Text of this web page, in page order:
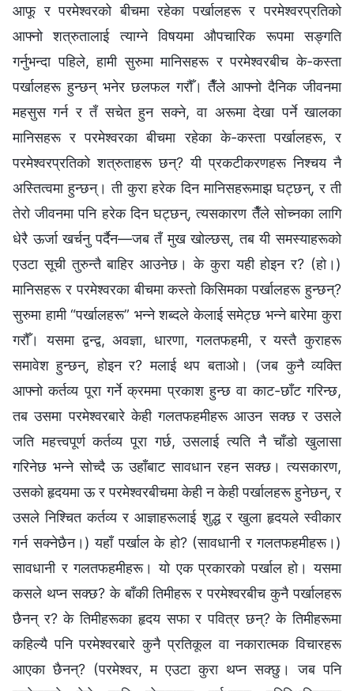
आफू र परमेश्‍वरको बीचमा रहेका पर्खालहरू र परमेश्‍वरप्रतिको
आफ्नो शत्रुतालाई त्याग्‍ने विषयमा औपचारिक रूपमा सङ्गति
गर्नुभन्दा पहिले, हामी सुरुमा मानिसहरू र परमेश्‍वरबीच के-कस्ता
पर्खालहरू हुन्छन् भनेर छलफल गरौँ। तैँले आफ्नो दैनिक जीवनमा
महसुस गर्न र तँ सचेत हुन सक्‍ने, वा अरूमा देखा पर्ने खालका
मानिसहरू र परमेश्‍वरका बीचमा रहेका के-कस्ता पर्खालहरू, र
परमेश्‍वरप्रतिको शत्रुताहरू छन्? यी प्रकटीकरणहरू निश्चय नै
अस्तित्वमा हुन्छन्। ती कुरा हरेक दिन मानिसहरूमाझ घट्छन्, र ती
तेरो जीवनमा पनि हरेक दिन घट्छन्, त्यसकारण तैँले सोच्‍नका लागि
धेरै ऊर्जा खर्चनु पर्दैन—जब तँ मुख खोल्छस्, तब यी समस्याहरूको
एउटा सूची तुरुन्तै बाहिर आउनेछ। के कुरा यही होइन र? (हो।)
मानिसहरू र परमेश्‍वरका बीचमा कस्तो किसिमका पर्खालहरू हुन्छन्?
सुरुमा हामी “पर्खालहरू” भन्‍ने शब्दले केलाई समेट्छ भन्‍ने बारेमा कुरा
गरौँ। यसमा द्वन्द्व, अवज्ञा, धारणा, गलतफहमी, र यस्तै कुराहरू
समावेश हुन्छन्, होइन र? मलाई थप बताओ। (जब कुनै व्यक्ति
आफ्नो कर्तव्य पूरा गर्ने क्रममा प्रकाश हुन्छ वा काट-छाँट गरिन्छ,
तब उसमा परमेश्‍वरबारे केही गलतफहमीहरू आउन सक्छ र उसले
जति महत्त्वपूर्ण कर्तव्य पूरा गर्छ, उसलाई त्यति नै चाँडो खुलासा
गरिनेछ भन्‍ने सोच्दै ऊ उहाँबाट सावधान रहन सक्छ। त्यसकारण,
उसको हृदयमा ऊ र परमेश्‍वरबीचमा केही न केही पर्खालहरू हुनेछन्, र
उसले निश्‍चित कर्तव्य र आज्ञाहरूलाई शुद्ध र खुला हृदयले स्वीकार
गर्न सक्‍नेछैन।) यहाँ पर्खाल के हो? (सावधानी र गलतफहमीहरू।)
सावधानी र गलतफहमीहरू। यो एक प्रकारको पर्खाल हो। यसमा
कसले थप्न सक्छ? के बाँकी तिमीहरू र परमेश्‍वरबीच कुनै पर्खालहरू
छैनन् र? के तिमीहरूका हृदय सफा र पवित्र छन्? के तिमीहरूमा
कहिल्यै पनि परमेश्‍वरबारे कुनै प्रतिकूल वा नकारात्मक विचारहरू
आएका छैनन्? (परमेश्‍वर, म एउटा कुरा थप्न सक्छु। जब पनि